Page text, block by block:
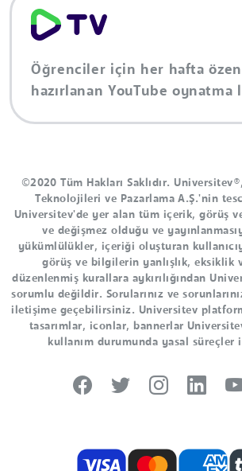
Öğrenciler için her hafta
hazırlanan YouTube oynatma
©2020 Tüm Hakları Saklıdır.
Teknolojileri ve Pazarlama A.Ş.'nin
Universitev'de yer alan tüm içerik, görüş
ve değişmez olduğu ve
yükümlülükler, içeriği oluşturan
görüş ve bilgilerin yanlışlık, eksiklik
düzenlenmiş kurallara aykırılığından
sorumlu değildir. Sorularınız ve
iletişime geçebilirsiniz. Universitev
tasarımlar, iconlar, bannerlar
kullanım durumunda yasal süreçler